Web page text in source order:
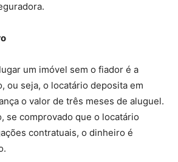
um imóvel sem o fiador é a
ou seja, o locatário deposita em
o valor de três meses de aluguel.
se comprovado que o locatário
contratuais, o dinheiro é